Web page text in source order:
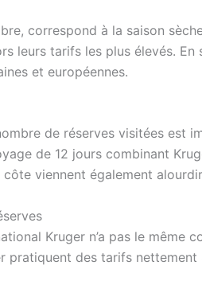
correspond à la saison
leurs tarifs les plus élevés.
et européennes.
de réserves visitées est
de 12 jours combinant
viennent également
Kruger n’a pas le même
pratiquent des tarifs